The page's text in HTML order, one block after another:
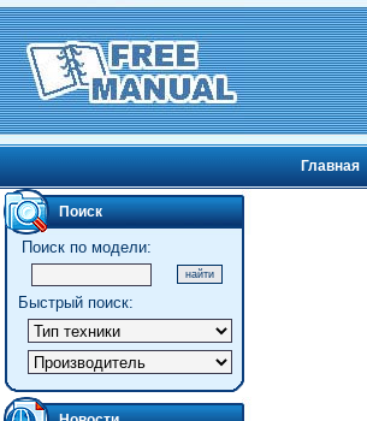
Главная
Поиск
Поиск по модели:
Быстрый поиск: